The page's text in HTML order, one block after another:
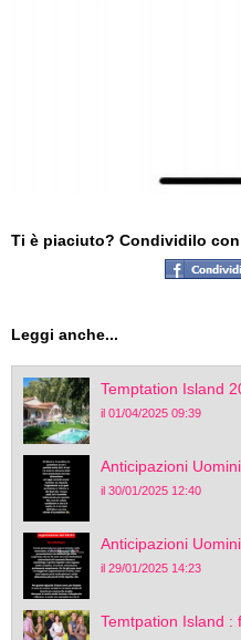
Ti è piaciuto? Condividilo
Leggi anche...
Temptation Island
il 01/04/2025 09:39
Anticipazioni
il 30/01/2025 12:40
Anticipazioni
il 29/01/2025 14:23
Temtpation Island :